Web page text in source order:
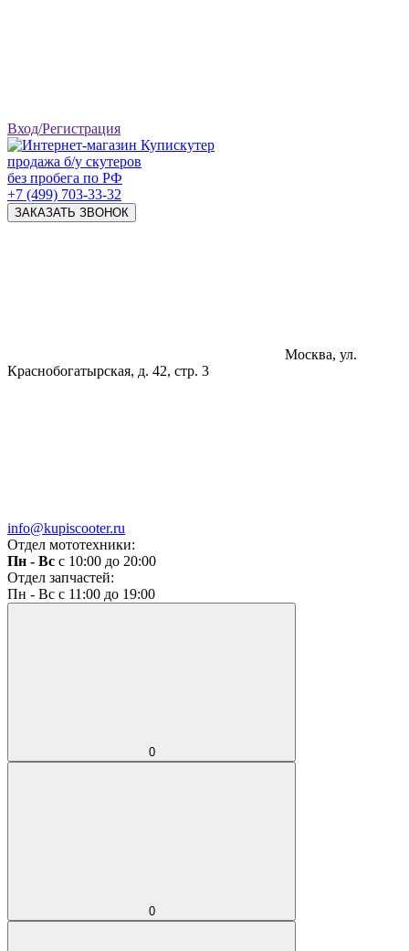
Вход/Регистрация
продажа б/у скутеров
без пробега по РФ
+7 (499) 703-33-32
ЗАКАЗАТЬ ЗВОНОК
Москва, ул.
Краснобогатырская, д. 42, стр. 3
info@kupiscooter.ru
Отдел мототехники:
Пн - Вс с 10:00 до 20:00
Отдел запчастей:
Пн - Вс с 11:00 до 19:00
0
0